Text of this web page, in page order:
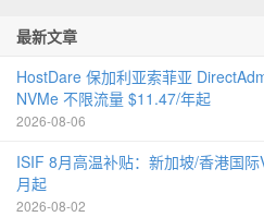
最新文章
HostDare 保加利亚索菲亚
NVMe 不限流量 $11.47/年起
2026-08-06
ISIF 8月高温补贴：新加坡/香港国
月起
2026-08-02